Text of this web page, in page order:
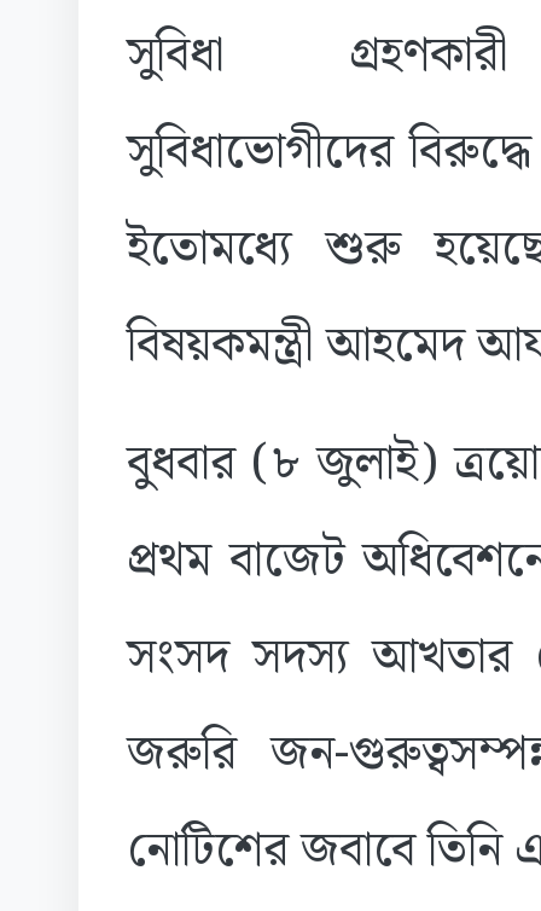
সুবিধা
সুবিধাভোগীদের
ইতোমধ্যে শুরু
বিষয়কমন্ত্রী আহমেদ
বুধবার (৮ জুলাই)
প্রথম বাজেট
সংসদ সদস্য আখতার
জরুরি জন-
নোটিশের জবাবে